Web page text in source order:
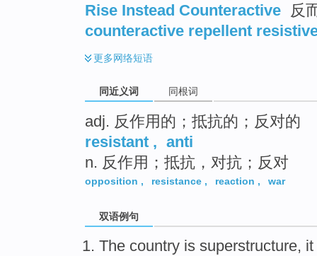
Rise Instead Counteractive
反
counteractive repellent
更多网络短语
同近义词 同根词
adj. 反作用的；抵抗的；反对的
resistant , anti
n. 反作用；抵抗，对抗；反对
opposition , resistance , reaction , war
双语例句
The country is superstructure, it